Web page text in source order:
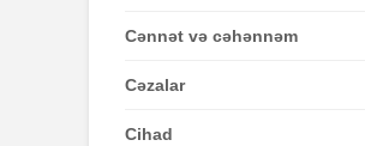
Cənnət və cəhənnəm
Cəzalar
Cihad